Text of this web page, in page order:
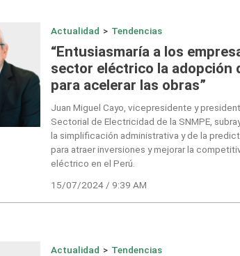
Actualidad > Tendencias
“Entusiasmaría a los
sector eléctrico la adopción
para acelerar las obras”
Juan Miguel Cayo, vicepresidente y
Sectorial de Electricidad de la SNMPE,
la simplificación administrativa y de la
para atraer inversiones y mejorar la
eléctrico en el Perú.
15/07/2024 / 9:39 AM
Actualidad > Tendencias